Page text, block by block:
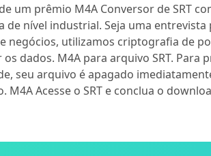
um prêmio M4A Conversor de SRT
de nível industrial. Seja uma
negócios, utilizamos criptografia de
os dados. M4A para arquivo SRT. Para
seu arquivo é apagado
M4A Acesse o SRT e conclua o